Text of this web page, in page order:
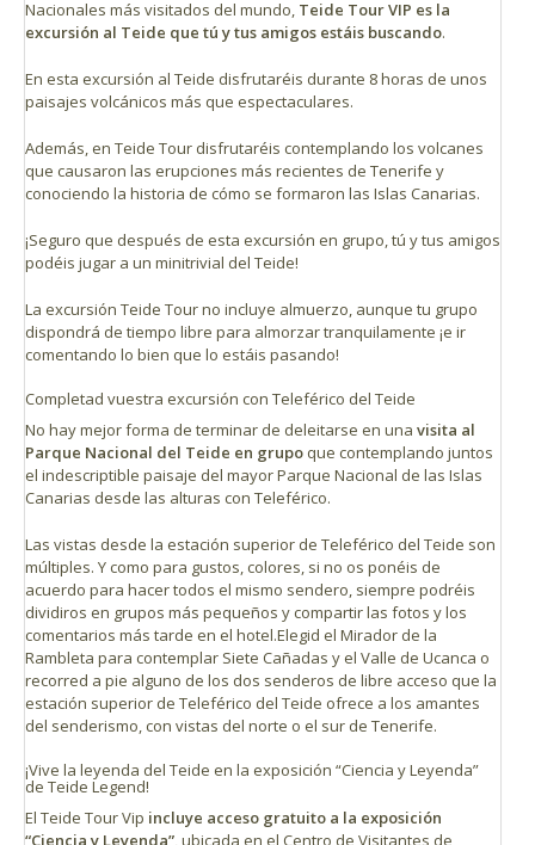
Nacionales más visitados del mundo, Teide Tour VIP es la
excursión al Teide que tú y tus amigos estáis buscando.
En esta excursión al Teide disfrutaréis durante 8 horas de unos
paisajes volcánicos más que espectaculares.
Además, en Teide Tour disfrutaréis contemplando los volcanes
que causaron las erupciones más recientes de Tenerife y
conociendo la historia de cómo se formaron las Islas Canarias.
¡Seguro que después de esta excursión en grupo, tú y tus amigos
podéis jugar a un minitrivial del Teide!
La excursión Teide Tour no incluye almuerzo, aunque tu grupo
dispondrá de tiempo libre para almorzar tranquilamente ¡e ir
comentando lo bien que lo estáis pasando!
Completad vuestra excursión con Teleférico del Teide
No hay mejor forma de terminar de deleitarse en una visita al
Parque Nacional del Teide en grupo que contemplando juntos
el indescriptible paisaje del mayor Parque Nacional de las Islas
Canarias desde las alturas con Teleférico.
Las vistas desde la estación superior de Teleférico del Teide son
múltiples. Y como para gustos, colores, si no os ponéis de
acuerdo para hacer todos el mismo sendero, siempre podréis
dividiros en grupos más pequeños y compartir las fotos y los
comentarios más tarde en el hotel.Elegid el Mirador de la
Rambleta para contemplar Siete Cañadas y el Valle de Ucanca o
recorred a pie alguno de los dos senderos de libre acceso que la
estación superior de Teleférico del Teide ofrece a los amantes
del senderismo, con vistas del norte o el sur de Tenerife.
¡Vive la leyenda del Teide en la exposición “Ciencia y Leyenda”
de Teide Legend!
El Teide Tour Vip incluye acceso gratuito a la exposición
“Ciencia y Leyenda”, ubicada en el Centro de Visitantes de